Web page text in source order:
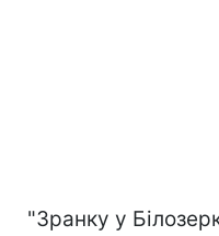
"Зранку у